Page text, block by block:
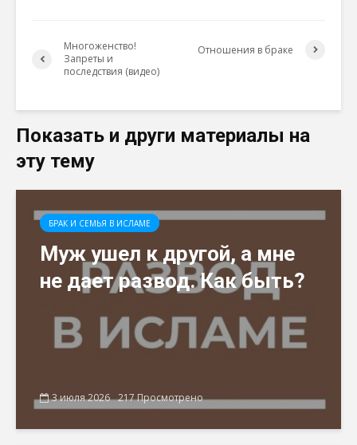
Многоженство!
Запреты и
последствия (видео)
Отношения в браке
Показать и други материалы на
эту тему
БРАК И СЕМЬЯ В ИСЛАМЕ
Муж ушел к другой, а мне
не дает развод. Как быть?
3 июля 2026 217 Просмотрено